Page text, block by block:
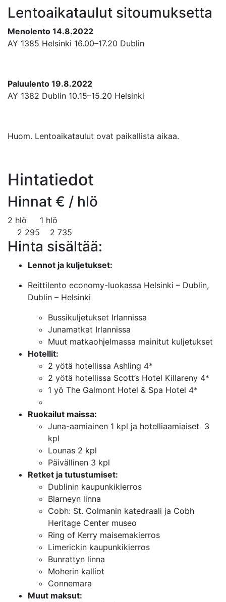
Lentoaikataulut sitoumuksetta
Menolento 14.8.2022
AY 1385 Helsinki 16.00–17.20 Dublin
Paluulento 19.8.2022
AY 1382 Dublin 10.15–15.20 Helsinki
Huom. Lentoaikataulut ovat paikallista aikaa.
Hintatiedot
Hinnat € / hlö
2 hlö
1 hlö
2 295
2 735
Hinta sisältää:
Lennot ja kuljetukset:
Reittilento economy-luokassa Helsinki – Dublin,
Dublin – Helsinki
Bussikuljetukset Irlannissa
Junamatkat Irlannissa
Muut matkaohjelmassa mainitut kuljetukset
Hotellit:
2 yötä hotellissa Ashling 4*
2 yötä hotellissa Scott’s Hotel Killareny 4*
1 yö The Galmont Hotel & Spa Hotel 4*
Ruokailut maissa:
Juna-aamiainen 1 kpl ja hotelliaamiaiset 3
kpl
Lounas 2 kpl
Päivällinen 3 kpl
Retket ja tutustumiset:
Dublinin kaupunkikierros
Blarneyn linna
Cobh: St. Colmanin katedraali ja Cobh
Heritage Center museo
Ring of Kerry maisemakierros
Limerickin kaupunkikierros
Bunrattyn linna
Moherin kalliot
Connemara
Muut maksut: